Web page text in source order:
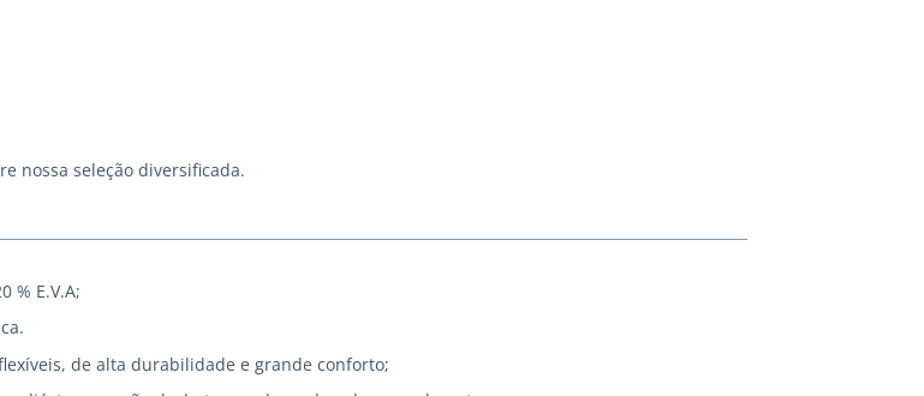
nossa seleção diversificada.
% E.V.A;
de alta durabilidade e grande conforto;